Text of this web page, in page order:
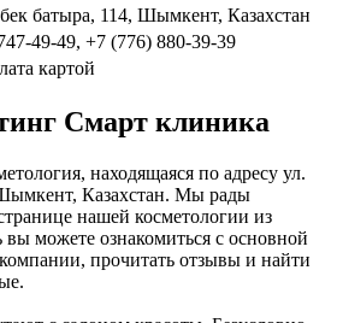
батыра, 114, Шымкент, Казахстан
49-49, +7 (776) 880-39-39
картой
Смарт клиника
находящаяся по адресу ул.
Казахстан. Мы рады
нашей косметологии из
можете ознакомиться с основной
прочитать отзывы и найти